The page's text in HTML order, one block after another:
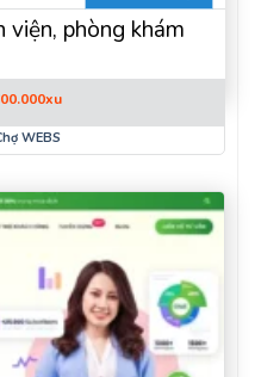
viện, phòng khám
xuGiá
tại
WEBS